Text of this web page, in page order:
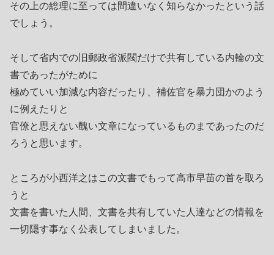
その上の総理に至っては間違いなく知らなかったという話
でしょう。
そして省内での旧郵政省派閥だけで共有している内輪の文
書であったがために
極めていい加減な内容だったり、補佐官を暴力団かのよう
に例えたりと
官僚と思えない醜い文章になっているものまであったのだ
ろうと思います。
ところが小西洋之はこの文書でもって高市早苗の首を取ろ
うと
文書を書いた人間、文書を共有していた人達などの情報を
一切隠す事なく公表してしまいました。